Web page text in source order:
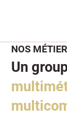
NOS
Un